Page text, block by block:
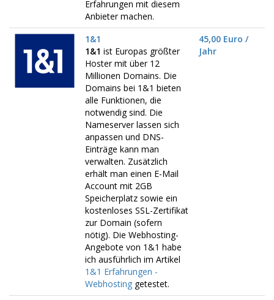
Erfahrungen mit diesem
Anbieter machen.
1&1
1&1 ist Europas größter
Hoster mit über 12
Millionen Domains. Die
Domains bei 1&1 bieten
alle Funktionen, die
notwendig sind. Die
Nameserver lassen sich
anpassen und DNS-
Einträge kann man
verwalten. Zusätzlich
erhält man einen E-Mail
Account mit 2GB
Speicherplatz sowie ein
kostenloses SSL-Zertifikat
zur Domain (sofern
nötig). Die Webhosting-
Angebote von 1&1 habe
ich ausführlich im Artikel
1&1 Erfahrungen -
Webhosting getestet.
45,00 Euro /
Jahr